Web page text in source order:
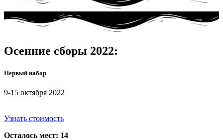
Осенние сборы 2022:
Первый набор
9-15 октября 2022
Узнать стоимость
Осталось мест: 14